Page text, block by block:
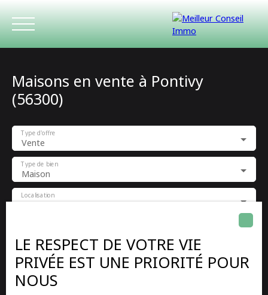
ACCUEIL
Maisons en vente à Pontivy
(56300)
Vente
Type d'offre
Maison
Type de bien
Pontivy (56300)
Localisation
Surface min (m²)
LE RESPECT DE VOTRE VIE
PRIVÉE EST UNE PRIORITÉ POUR
NOUS